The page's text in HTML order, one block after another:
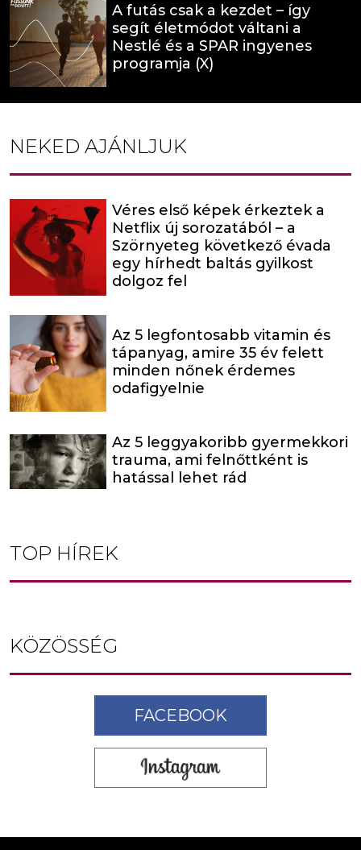
A futás csak a kezdet – így
segít életmódot váltani a
Nestlé és a SPAR ingyenes
programja (X)
NEKED AJÁNLJUK
Véres első képek érkeztek a
Netflix új sorozatából – a
Szörnyeteg következő évada
egy hírhedt baltás gyilkost
dolgoz fel
Az 5 legfontosabb vitamin és
tápanyag, amire 35 év felett
minden nőnek érdemes
odafigyelnie
Az 5 leggyakoribb gyermekkori
trauma, ami felnőttként is
hatással lehet rád
TOP HÍREK
KÖZÖSSÉG
FACEBOOK